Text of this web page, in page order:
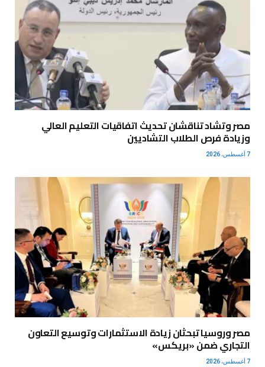
مصر وتشاد تناقشان تحديث اتفاقيات التعليم العالي
وزيادة فرص الطلاب التشاديين
7 أغسطس، 2026
مصر وروسيا تبحثان زيادة الاستثمارات وتوسيع التعاون
التجاري ضمن «بريكس»
7 أغسطس، 2026